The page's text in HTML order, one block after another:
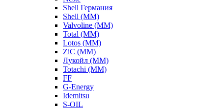
Shell Германия
Shell (ММ)
Valvoline (ММ)
Total (ММ)
Lotos (ММ)
ZiC (ММ)
Лукойл (ММ)
Totachi (MM)
FF
G-Energy
Idemitsu
S-OIL